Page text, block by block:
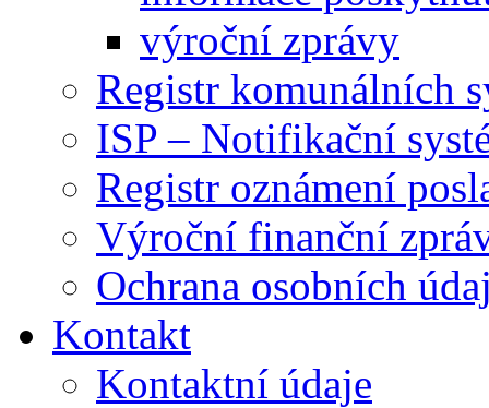
výroční zprávy
Registr komunálních
ISP – Notifikační
Registr oznámení
Výroční finanční
Ochrana osobních
Kontakt
Kontaktní údaje